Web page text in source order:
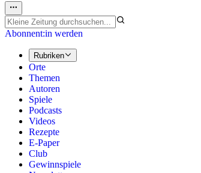
Abonnent:in werden
Rubriken
Orte
Themen
Autoren
Spiele
Podcasts
Videos
Rezepte
E-Paper
Club
Gewinnspiele